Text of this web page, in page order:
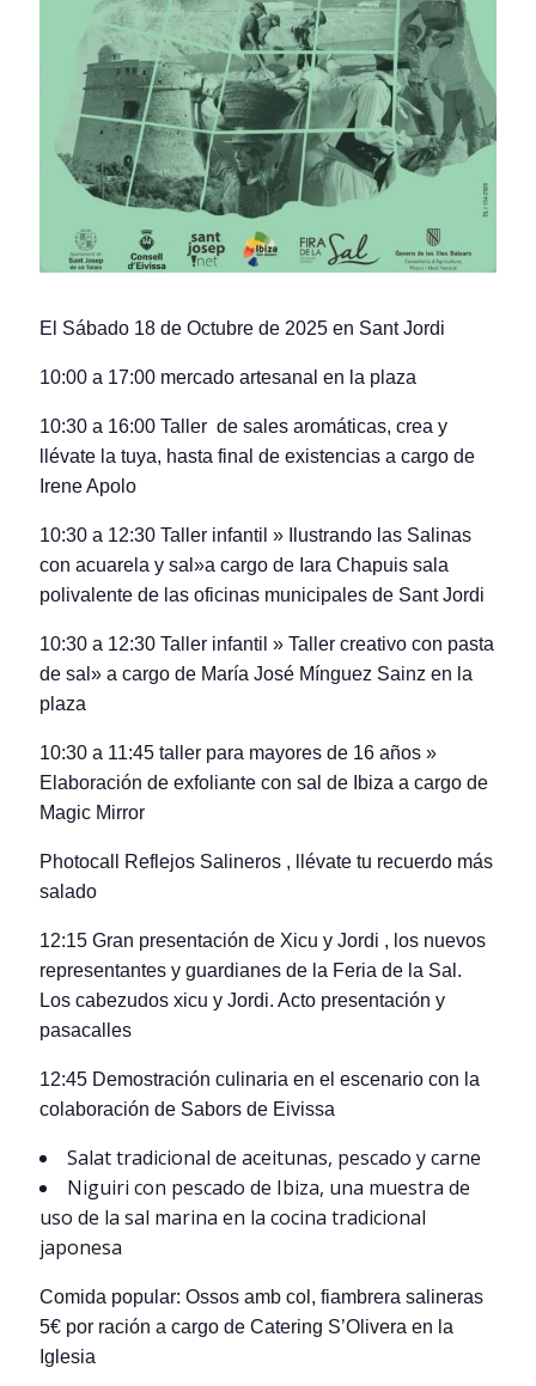
El Sábado 18 de Octubre de 2025 en Sant Jordi
10:00 a 17:00 mercado artesanal en la plaza
10:30 a 16:00 Taller de sales aromáticas, crea y
llévate la tuya, hasta final de existencias a cargo de
Irene Apolo
10:30 a 12:30 Taller infantil » Ilustrando las Salinas
con acuarela y sal»a cargo de Iara Chapuis sala
polivalente de las oficinas municipales de Sant Jordi
10:30 a 12:30 Taller infantil » Taller creativo con pasta
de sal» a cargo de María José Mínguez Sainz en la
plaza
10:30 a 11:45 taller para mayores de 16 años »
Elaboración de exfoliante con sal de Ibiza a cargo de
Magic Mirror
Photocall Reflejos Salineros , llévate tu recuerdo más
salado
12:15 Gran presentación de Xicu y Jordi , los nuevos
representantes y guardianes de la Feria de la Sal.
Los cabezudos xicu y Jordi. Acto presentación y
pasacalles
12:45 Demostración culinaria en el escenario con la
colaboración de Sabors de Eivissa
Salat tradicional de aceitunas, pescado y carne
Niguiri con pescado de Ibiza, una muestra de
uso de la sal marina en la cocina tradicional
japonesa
Comida popular: Ossos amb col, fiambrera salineras
5€ por ración a cargo de Catering S’Olivera en la
Iglesia